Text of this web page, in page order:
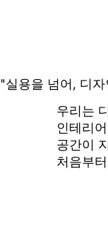
"실용을 넘어, 디
우리는
인테리
공간이
처음부